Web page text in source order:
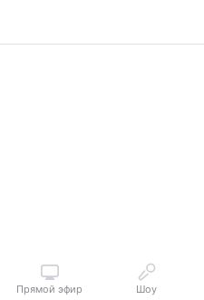
Прямой эфир Шоу